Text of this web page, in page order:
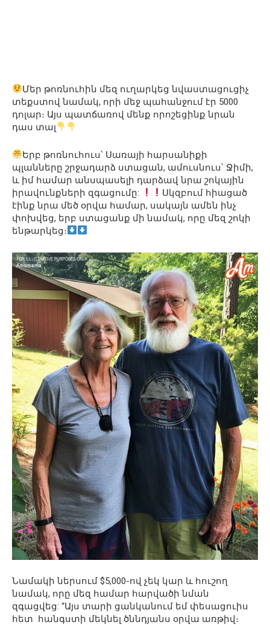
Մեր թոռնուհին մեզ ուղարկեց նվաստացուցիչ
տեքստով նամակ, որի մեջ պահանջում էր 5000
դոլար։ Այս պատճառով մենք որոշեցինք նրան
դաս տալ
Երբ թոռնուհուս՝ Սառայի հարսանիքի
պլանները շրջադարձ ստացան, ամուսնուս՝ Ջիմի,
և իմ համար անսպասելի դարձավ նրա շոկային
իրավունքների զգացումը:
Սկզբում հիացած
էինք նրա մեծ օրվա համար, սակայն ամեն ինչ
փոխվեց, երբ ստացանք մի նամակ, որը մեզ շոկի
ենթարկեց։
Նամակի ներսում $5,000-ով չեկ կար և հուշող
նամակ, որը մեզ համար հարվածի նման
զգացվեց: “Այս տարի ցանկանում եմ փեսացուիս
հետ հանգստի մեկնել ծննդյանս օրվա առթիվ։